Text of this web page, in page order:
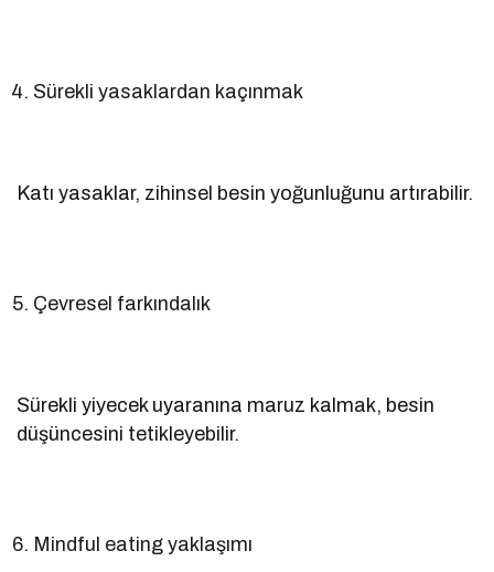
Sürekli yasaklardan kaçınmak
Katı yasaklar, zihinsel besin yoğunluğunu artırabilir.
Çevresel farkındalık
Sürekli yiyecek uyaranına maruz kalmak, besin
düşüncesini tetikleyebilir.
Mindful eating yaklaşımı